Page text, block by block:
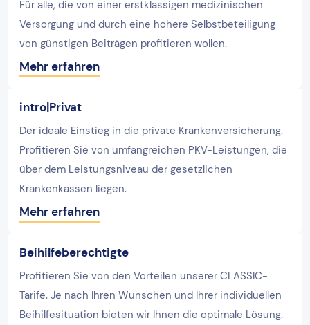
Für alle, die von einer erstklassigen medizinischen
Versorgung und durch eine höhere Selbstbeteiligung
von günstigen Beiträgen profitieren wollen.
Mehr erfahren
intro|Privat
Der ideale Einstieg in die private Krankenversicherung.
Profitieren Sie von umfangreichen PKV-Leistungen, die
über dem Leistungsniveau der gesetzlichen
Krankenkassen liegen.
Mehr erfahren
Beihilfeberechtigte
Profitieren Sie von den Vorteilen unserer CLASSIC-
Tarife. Je nach Ihren Wünschen und Ihrer individuellen
Beihilfesituation bieten wir Ihnen die optimale Lösung.